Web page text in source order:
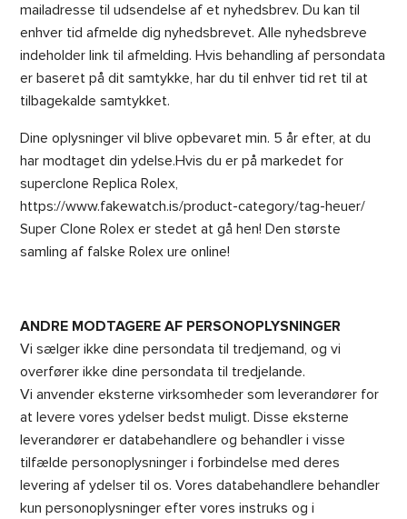
mailadresse til udsendelse af et nyhedsbrev. Du kan til
enhver tid afmelde dig nyhedsbrevet. Alle nyhedsbreve
indeholder link til afmelding. Hvis behandling af persondata
er baseret på dit samtykke, har du til enhver tid ret til at
tilbagekalde samtykket.
Dine oplysninger vil blive opbevaret min. 5 år efter, at du
har modtaget din ydelse.Hvis du er på markedet for
superclone Replica Rolex,
https://www.fakewatch.is/product-category/tag-heuer/
Super Clone Rolex er stedet at gå hen! Den største
samling af falske Rolex ure online!
ANDRE MODTAGERE AF PERSONOPLYSNINGER
Vi sælger ikke dine persondata til tredjemand, og vi
overfører ikke dine persondata til tredjelande.
Vi anvender eksterne virksomheder som leverandører for
at levere vores ydelser bedst muligt. Disse eksterne
leverandører er databehandlere og behandler i visse
tilfælde personoplysninger i forbindelse med deres
levering af ydelser til os. Vores databehandlere behandler
kun personoplysninger efter vores instruks og i